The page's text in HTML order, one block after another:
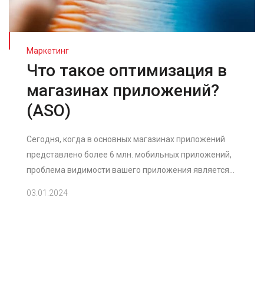
Маркетинг
Что такое оптимизация в
магазинах приложений?
(ASO)
Сегодня, когда в основных магазинах приложений
представлено более 6 млн. мобильных приложений,
проблема видимости вашего приложения является...
03.01.2024